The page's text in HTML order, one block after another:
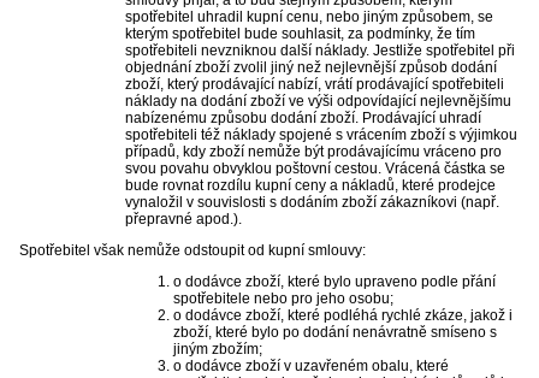
spotřebitel uhradil kupní cenu, nebo jiným způsobem, se
kterým spotřebitel bude souhlasit, za podmínky, že tím
spotřebiteli nevzniknou další náklady. Jestliže spotřebitel při
objednání zboží zvolil jiný než nejlevnější způsob dodání
zboží, který prodávající nabízí, vrátí prodávající spotřebiteli
náklady na dodání zboží ve výši odpovídající nejlevnějšímu
nabízenému způsobu dodání zboží. Prodávající uhradí
spotřebiteli též náklady spojené s vrácením zboží s výjimkou
případů, kdy zboží nemůže být prodávajícímu vráceno pro
svou povahu obvyklou poštovní cestou. Vrácená částka se
bude rovnat rozdílu kupní ceny a nákladů, které prodejce
vynaložil v souvislosti s dodáním zboží zákazníkovi (např.
přepravné apod.).
Spotřebitel však nemůže odstoupit od kupní smlouvy:
o dodávce zboží, které bylo upraveno podle přání
spotřebitele nebo pro jeho osobu;
o dodávce zboží, které podléhá rychlé zkáze, jakož i
zboží, které bylo po dodání nenávratně smíseno s
jiným zbožím;
o dodávce zboží v uzavřeném obalu, které